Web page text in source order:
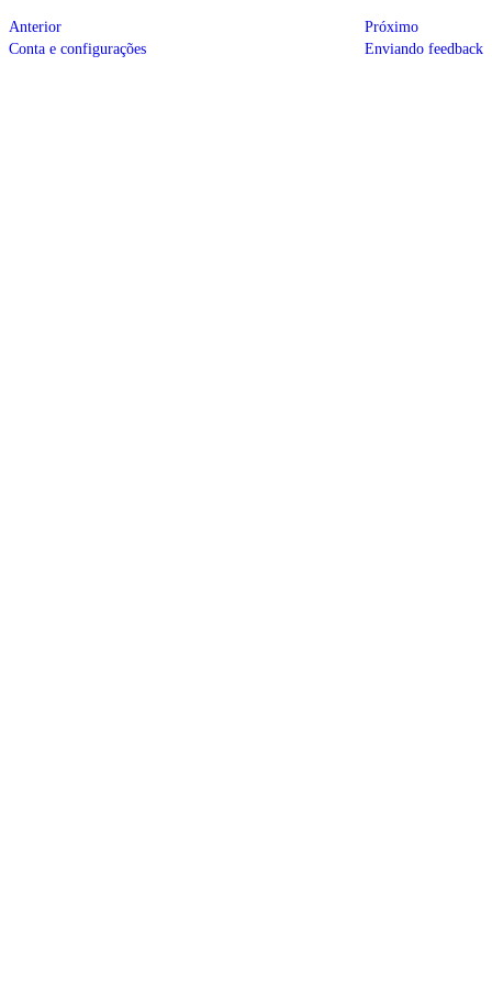
Anterior
Conta e configurações
Próximo
Enviando feedback